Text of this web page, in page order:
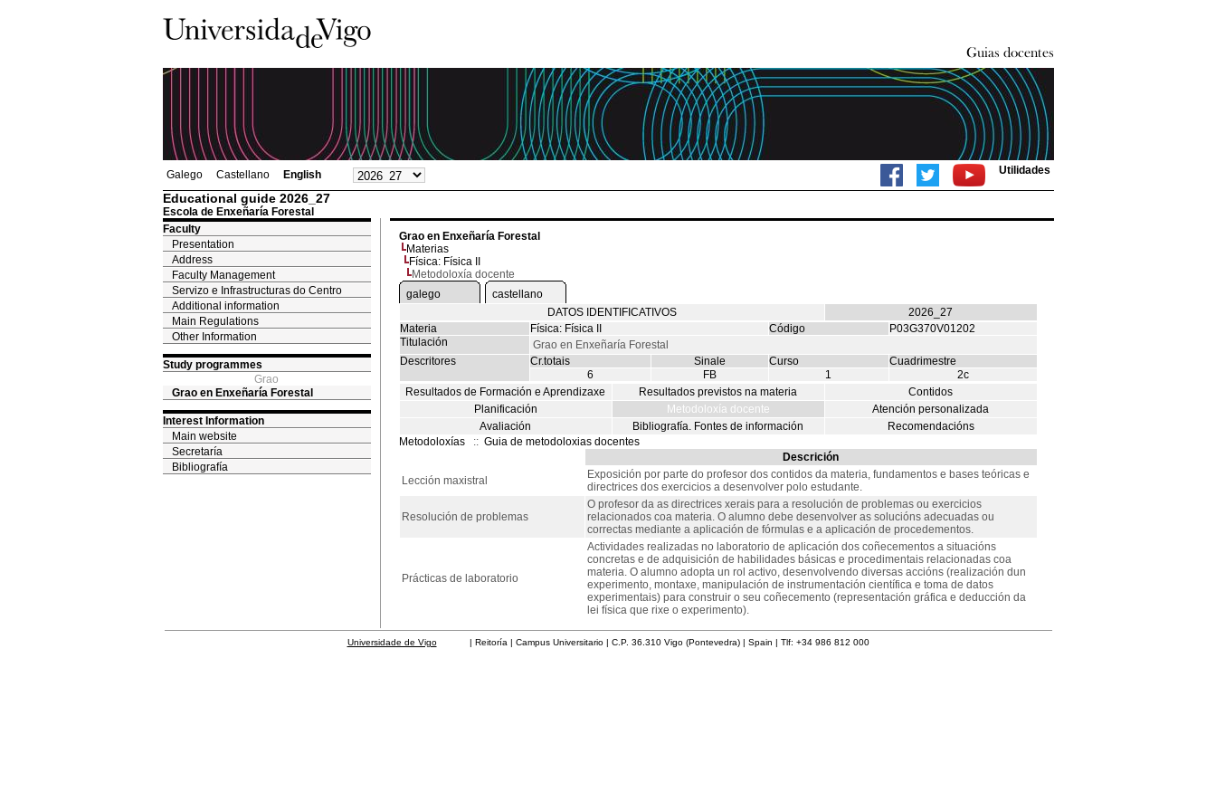
Galego Castellano English Utilidades
Educational guide 2026_27
Escola de Enxeñaría Forestal
Faculty
Presentation
Address
Faculty Management
Servizo e Infrastructuras do Centro
Additional information
Main Regulations
Other Information
Study programmes
Grao
Grao en Enxeñaría Forestal
Interest Information
Main website
Secretaría
Bibliografía
Grao en Enxeñaría Forestal
Materias
Física: Física II
Metodoloxía docente
galego
castellano
DATOS IDENTIFICATIVOS
2026_27
Materia
Física: Física II Código
P03G370V01202
Titulación
Grao en Enxeñaría Forestal
Descritores
Cr.totais Sinale Curso
Cuadrimestre
6
FB 1
2c
Resultados de Formación e Aprendizaxe
Resultados previstos na materia
Contidos
Planificación
Metodoloxía docente
Atención personalizada
Avaliación
Bibliografía. Fontes de información
Recomendacións
Metodoloxías
:: Guia de metodoloxias docentes
Descrición
Lección maxistral
Exposición por parte do profesor dos contidos da materia, fundamentos e bases teóricas e
directrices dos exercicios a desenvolver polo estudante.
Resolución de problemas
O profesor da as directrices xerais para a resolución de problemas ou exercicios
relacionados coa materia. O alumno debe desenvolver as solucións adecuadas ou
correctas mediante a aplicación de fórmulas e a aplicación de procedementos.
Prácticas de laboratorio
Actividades realizadas no laboratorio de aplicación dos coñecementos a situacións
concretas e de adquisición de habilidades básicas e procedimentais relacionadas coa
materia. O alumno adopta un rol activo, desenvolvendo diversas accións (realización dun
experimento, montaxe, manipulación de instrumentación científica e toma de datos
experimentais) para construir o seu coñecemento (representación gráfica e deducción da
lei física que rixe o experimento).
Universidade de Vigo| Reitoría | Campus Universitario | C.P. 36.310 Vigo (Pontevedra) | Spain | Tlf: +34 986 812 000